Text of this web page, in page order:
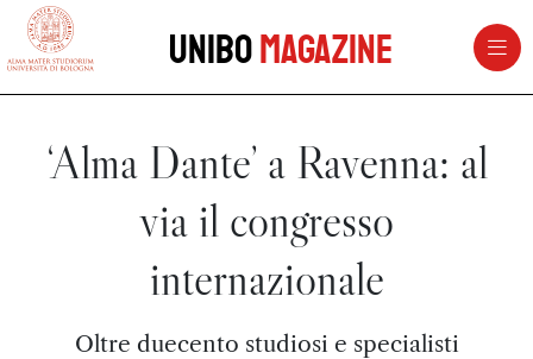
vai al contenuto della pagina
UniboMagazine
‘Alma Dante’ a Ravenna: al
via il congresso
internazionale
Oltre duecento studiosi e specialisti